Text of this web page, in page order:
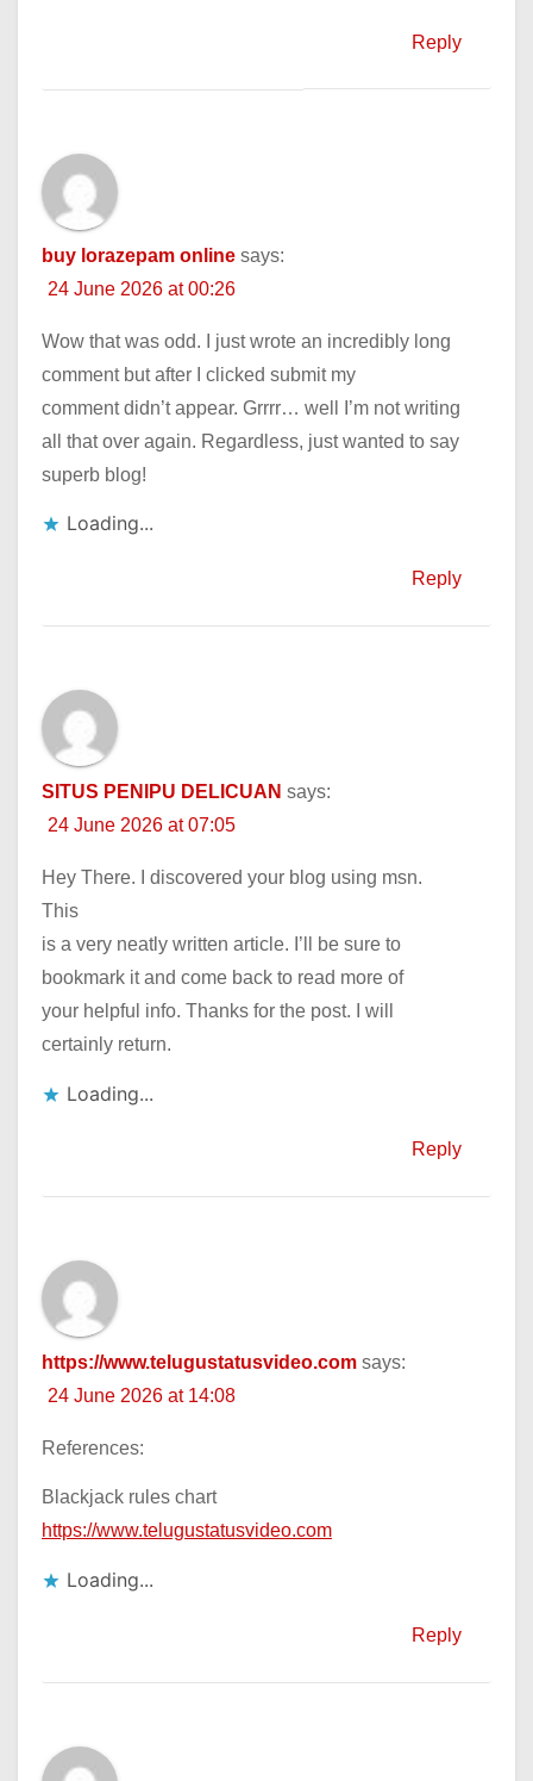
Reply
buy lorazepam online says:
24 June 2026 at 00:26
Wow that was odd. I just wrote an incredibly long
comment but after I clicked submit my
comment didn’t appear. Grrrr… well I’m not writing
all that over again. Regardless, just wanted to say
superb blog!
Loading...
Reply
SITUS PENIPU DELICUAN says:
24 June 2026 at 07:05
Hey There. I discovered your blog using msn.
This
is a very neatly written article. I’ll be sure to
bookmark it and come back to read more of
your helpful info. Thanks for the post. I will
certainly return.
Loading...
Reply
https://www.telugustatusvideo.com says:
24 June 2026 at 14:08
References:
Blackjack rules chart
https://www.telugustatusvideo.com
Loading...
Reply